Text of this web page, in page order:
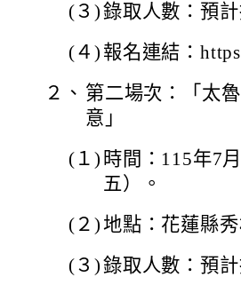
(３)錄取人數：預
(４) 報名連結：
２、 第二場次：「太
意」
(１) 時間：115年7
五）。
(２)地點：花蓮縣秀
(３)錄取人數：預